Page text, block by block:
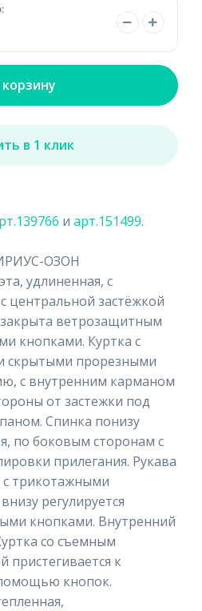
корзину
в 1 клик
и арт.151499.
ОЗОН
удлиненная, с
центральной застёжкой
ветрозащитным
кнопками. Куртка с
скрытыми прорезными
с внутренним карманом
от застежки под
Спинка понизу
по боковым сторонам с
прилегания. Рукава
с трикотажными
регулируется
кнопками. Внутренний
со съемным
к
кнопок.